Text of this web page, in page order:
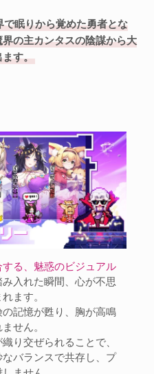
眠りから覚めた勇者とな
の主カンタスの陰謀から大
ます。
る、魅惑のビジュアル
入れた瞬間、心が不思
ます。
記憶が甦り、胸が高鳴
せん。
り交ぜられることで、
バランスで共存し、プ